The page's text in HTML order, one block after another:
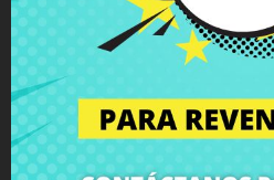
Bisagra derecha
EasyNote LJ61 LJ63
con tornillos incluidos